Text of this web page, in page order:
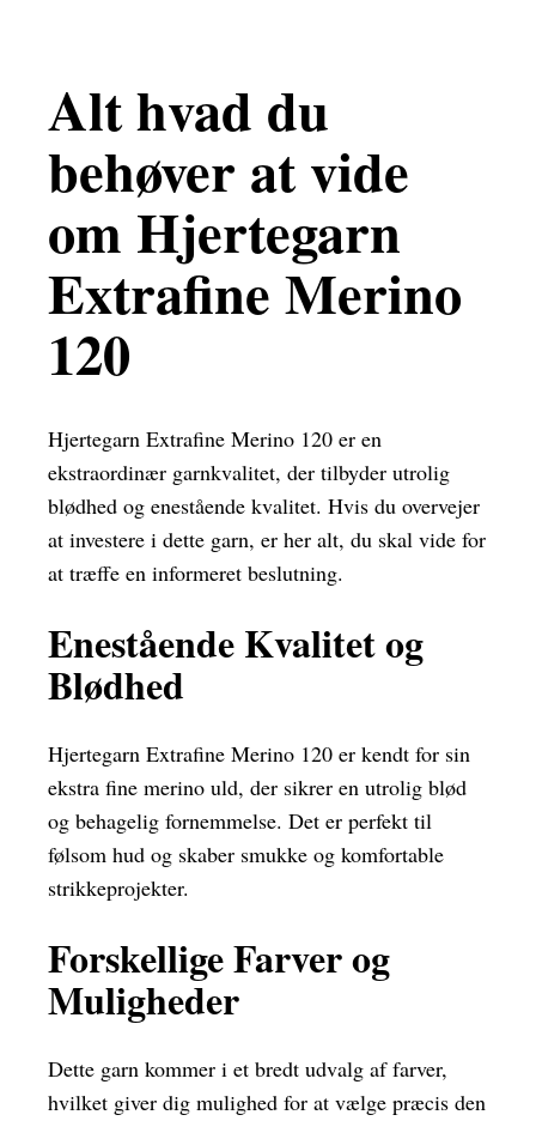
Alt hvad du
behøver at vide
om Hjertegarn
Extrafine Merino
120
Hjertegarn Extrafine Merino 120 er en
ekstraordinær garnkvalitet, der tilbyder utrolig
blødhed og enestående kvalitet. Hvis du overvejer
at investere i dette garn, er her alt, du skal vide for
at træffe en informeret beslutning.
Enestående Kvalitet og
Blødhed
Hjertegarn Extrafine Merino 120 er kendt for sin
ekstra fine merino uld, der sikrer en utrolig blød
og behagelig fornemmelse. Det er perfekt til
følsom hud og skaber smukke og komfortable
strikkeprojekter.
Forskellige Farver og
Muligheder
Dette garn kommer i et bredt udvalg af farver,
hvilket giver dig mulighed for at vælge præcis den